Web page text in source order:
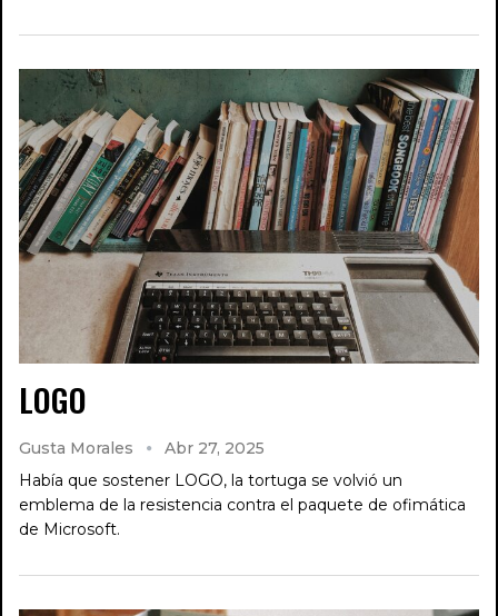
LOGO
Gusta Morales
Abr 27, 2025
Había que sostener LOGO, la tortuga se volvió un
emblema de la resistencia contra el paquete de ofimática
de Microsoft.